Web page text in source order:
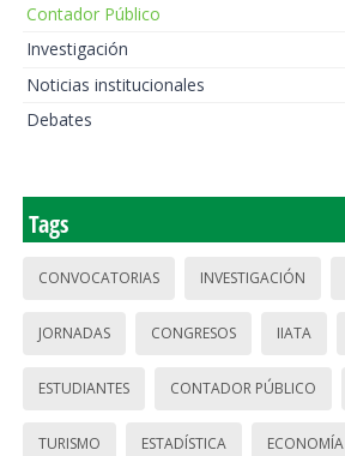
Contador Público
Investigación
Noticias institucionales
Debates
Tags
CONVOCATORIAS INVESTIGACIÓN
JORNADAS CONGRESOS IIATA
ESTUDIANTES CONTADOR PÚBLICO
TURISMO ESTADÍSTICA ECONOMÍA